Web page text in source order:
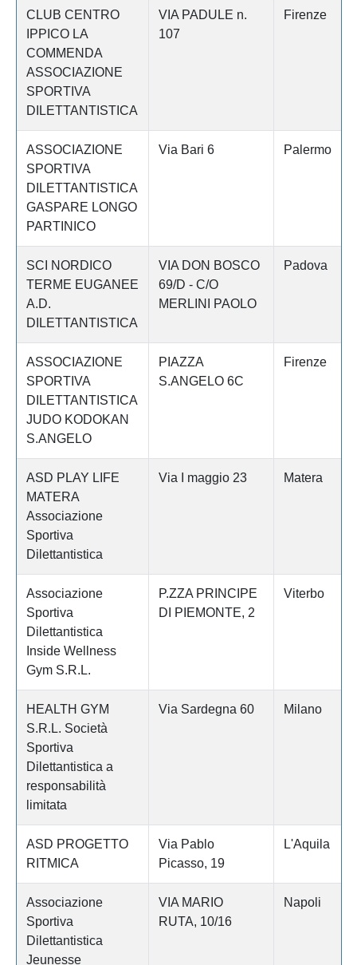
CLUB CENTRO
IPPICO LA
COMMENDA
ASSOCIAZIONE
SPORTIVA
DILETTANTISTICA
VIA PADULE n.
107
Firenze
ASSOCIAZIONE
SPORTIVA
DILETTANTISTICA
GASPARE LONGO
PARTINICO
Via Bari 6 Palermo
SCI NORDICO
TERME EUGANEE
A.D.
DILETTANTISTICA
VIA DON BOSCO
69/D - C/O
MERLINI PAOLO
Padova
ASSOCIAZIONE
SPORTIVA
DILETTANTISTICA
JUDO KODOKAN
S.ANGELO
PIAZZA
S.ANGELO 6C
Firenze
ASD PLAY LIFE
MATERA
Associazione
Sportiva
Dilettantistica
Via I maggio 23 Matera
Associazione
Sportiva
Dilettantistica
Inside Wellness
Gym S.R.L.
P.ZZA PRINCIPE
DI PIEMONTE, 2
Viterbo
HEALTH GYM
S.R.L. Società
Sportiva
Dilettantistica a
responsabilità
limitata
Via Sardegna 60 Milano
ASD PROGETTO
RITMICA
Via Pablo
Picasso, 19
L'Aquila
Associazione
Sportiva
Dilettantistica
Jeunesse
VIA MARIO
RUTA, 10/16
Napoli